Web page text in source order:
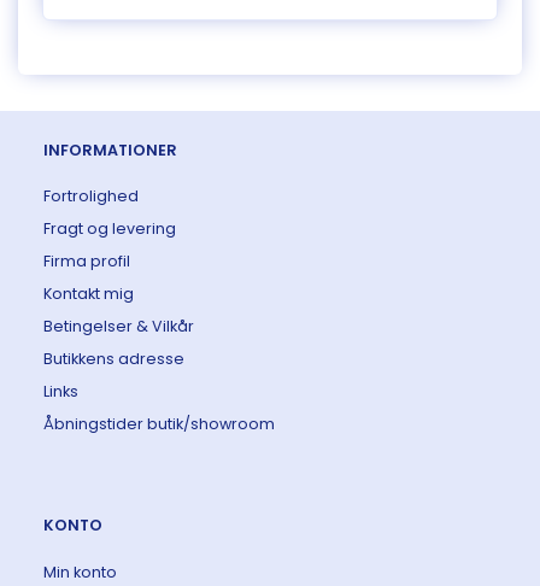
INFORMATIONER
Fortrolighed
Fragt og levering
Firma profil
Kontakt mig
Betingelser & Vilkår
Butikkens adresse
Links
Åbningstider butik/showroom
KONTO
Min konto